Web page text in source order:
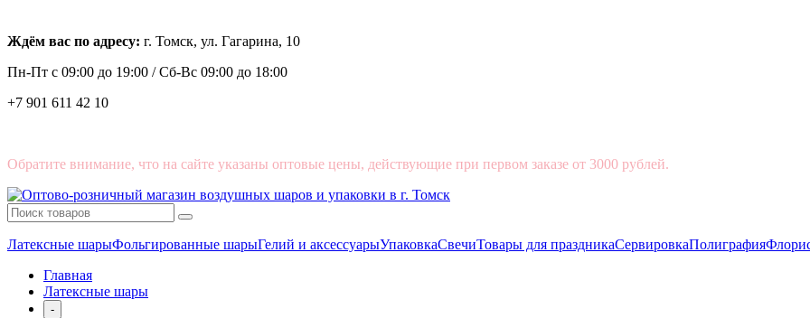
Ждём вас по адресу: г. Томск, ул. Гагарина, 10
Пн-Пт с 09:00 до 19:00 /Сб-Вс 09:00 до 18:00
+7 901 611 42 10
Обратите внимание, что на сайте указаны оптовые цены, действующие при первом заказе от 3000 рублей.
Латексные шарыФольгированные шарыГелий и аксессуарыУпаковкаСвечиТовары для праздникаСервировкаПолиграфия
Главная
Латексные шары
-